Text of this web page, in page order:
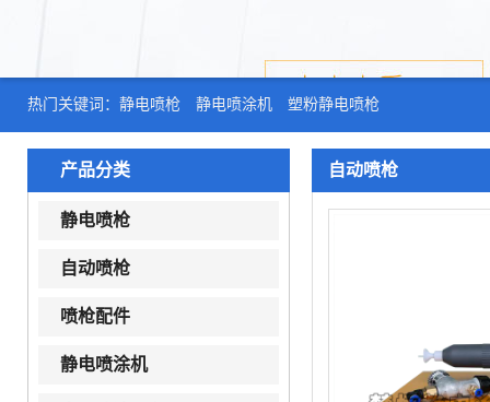
热门关键词： 静电喷枪 静电喷涂机 塑粉静电喷枪
产品分类
静电喷枪
自动喷枪
喷枪配件
静电喷涂机
自动喷枪